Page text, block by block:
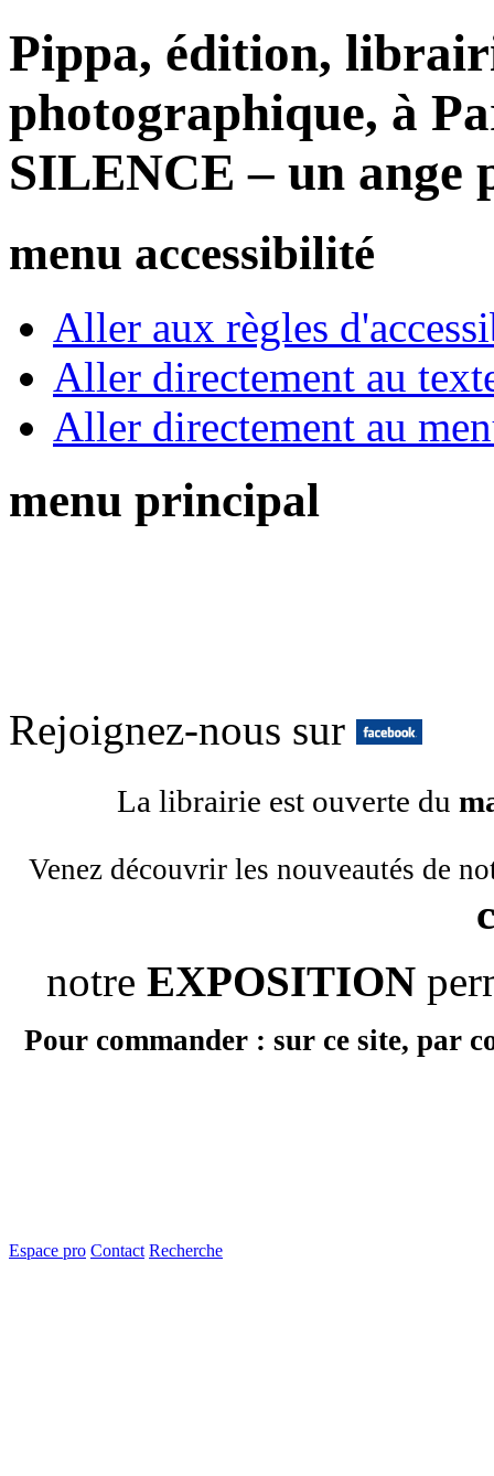
Pippa, édition,
photographique, à
SILENCE – un ange
menu accessibilité
Aller aux règles
Aller directement au
Aller directement au
menu principal
Rejoignez-nous sur
La librairie est ouverte du
Venez découvrir les nouveautés de
notre EXPOSITION
Pour commander : sur ce site, par
Espace pro Contact Recherche